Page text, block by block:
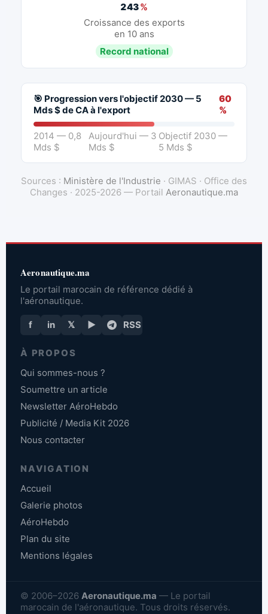
243%
Croissance des exports
en 10 ans
Record national
🎯 Progression vers l'objectif 2030 — 5
Mds $ de CA à l'export
60
%
2014 — 0,8
Mds $
Aujourd'hui — 3
Mds $
Objectif 2030 —
5 Mds $
Sources : Ministère de l'Industrie · GIMAS · Office des
Changes · 2025-2026 — Portail Aeronautique.ma
Aeronautique.ma
Le portail marocain de référence dédié à
l'aéronautique.
f in 𝕏 ▶ RSS
À PROPOS
Qui sommes-nous ?
Soumettre un article
Newsletter AéroHebdo
Publicité / Media Kit 2026
Nous contacter
NAVIGATION
Accueil
Galerie photos
AéroHebdo
Plan du site
Mentions légales
© 2006–2026 Aeronautique.ma — Le portail
marocain de l'aéronautique. Tous droits réservés.